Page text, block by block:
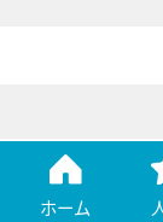
ホーム